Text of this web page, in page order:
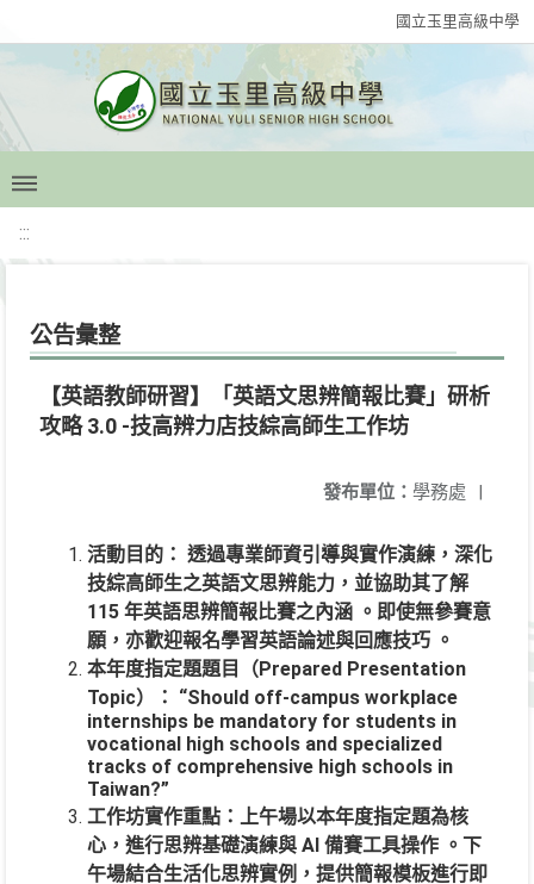
國立玉里高級中學
:::
公告彙整
【英語教師研習】「英語文思辨簡報比賽」研析
攻略 3.0 -技高辨力店技綜高師生工作坊
發布單位： 學務處 |
活動目的： 透過專業師資引導與實作演練，深化
技綜高師生之英語文思辨能力，並協助其了解
115 年英語思辨簡報比賽之內涵 。即使無參賽意
願，亦歡迎報名學習英語論述與回應技巧 。
本年度指定題題目（Prepared Presentation
Topic）： “Should off-campus workplace
internships be mandatory for students in
vocational high schools and specialized
tracks of comprehensive high schools in
Taiwan?”
工作坊實作重點：上午場以本年度指定題為核
心，進行思辨基礎演練與 AI 備賽工具操作 。下
午場結合生活化思辨實例，提供簡報模板進行即